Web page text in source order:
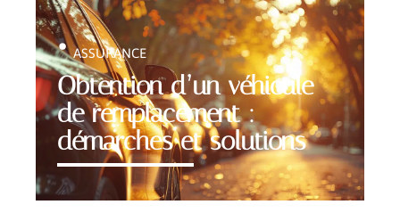
Obtention d’un véhicule
de remplacement :
démarches et solutions
ASSURANCE